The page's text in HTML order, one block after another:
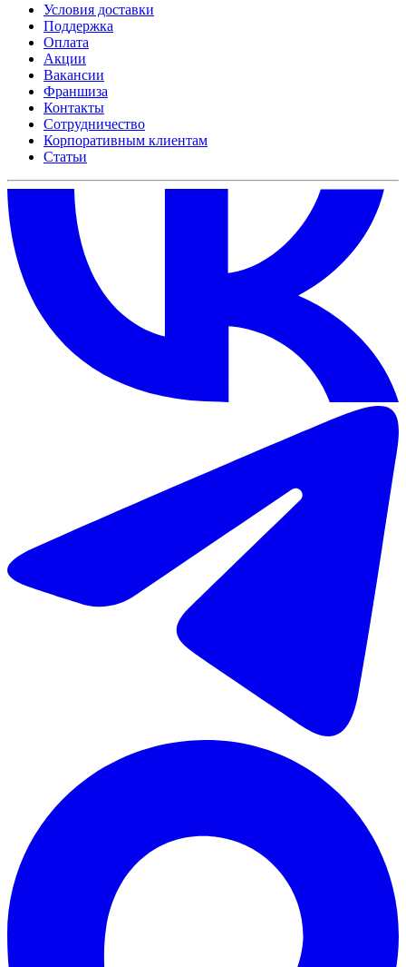
Условия доставки
Поддержка
Оплата
Акции
Вакансии
Франшиза
Контакты
Сотрудничество
Корпоративным клиентам
Статьи